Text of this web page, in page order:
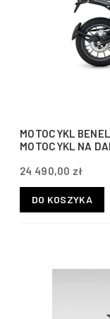
MOTOCYKL
MOTOCYKL NA
24 490,00 zł
DO KOSZYKA